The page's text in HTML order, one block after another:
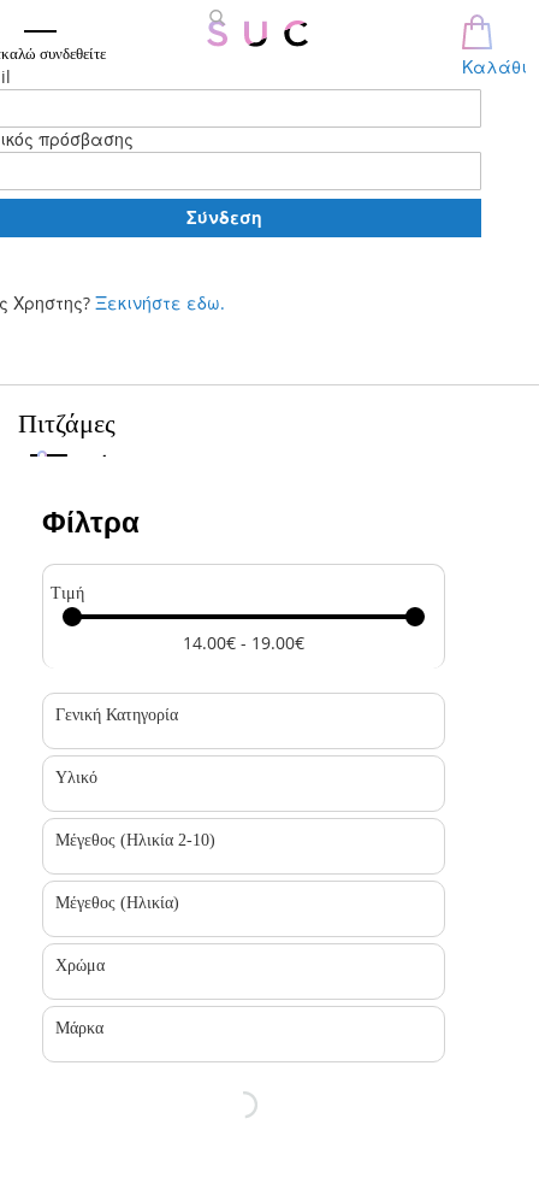
Καλάθι
συνδεθείτε
πρόσβασης
Σύνδεση
Χρηστης? Ξεκινήστε εδω.
περιεχόμενο
Πιτζάμες
Φίλτρα
Φίλτρα
Τιμή
14.00€ - 19.00€
Γενική Κατηγορία
Υλικό
Μέγεθος (Ηλικία 2-10)
Μέγεθος (Ηλικία)
Χρώμα
Μάρκα